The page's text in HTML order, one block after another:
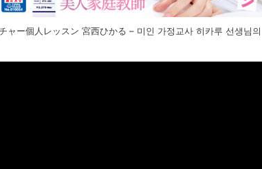
ャー個人レッスン 宮西ひかる – 미인 가정교사 히카루 선생님의